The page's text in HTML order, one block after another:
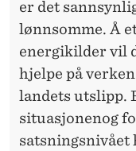
er det
lønnsomme. Å
energikilder vil
hjelpe på
landets utslipp.
situasjonenog
satsningsnivået